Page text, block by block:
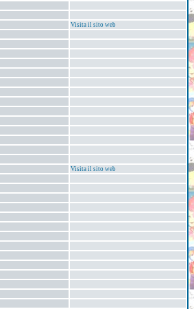
Visita il sito web
Visita il sito web